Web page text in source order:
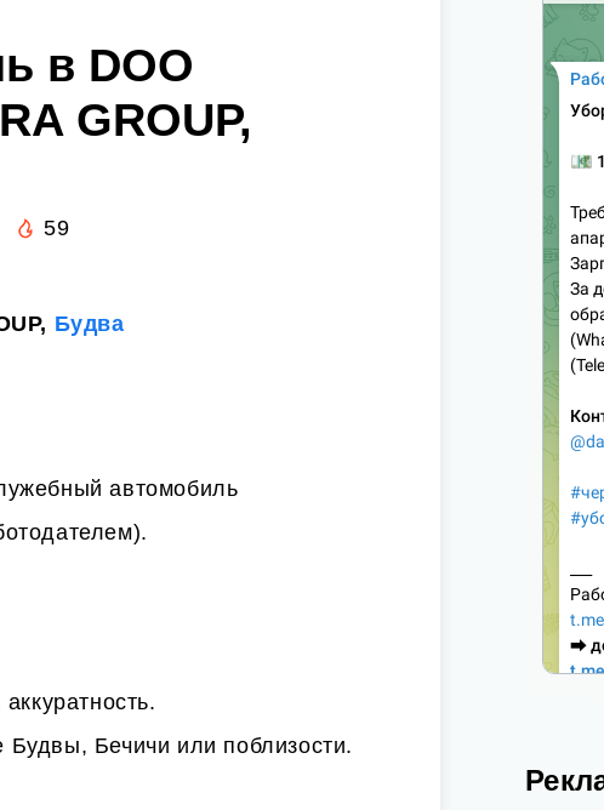
в DOO
GROUP,
59
Будва
автомобиль
Бечичи или поблизости.